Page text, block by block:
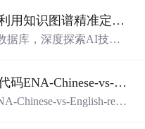
式水果蛋糕和四口味的
家店铺分布在多个地
高校技术转移办公室如何利用知识图谱精准定位产业需求与技术适配点？.docx
据库，深度探索AI技术
动科技创新与产业创新认知网络分析的网站平替代码ENA-Chinese-vs-English-reproducible.zip
Chinese-vs-English-repro